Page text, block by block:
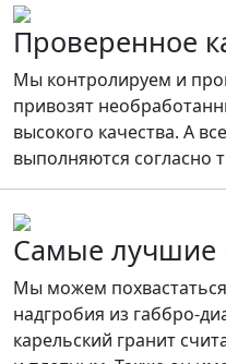
Проверенное
Мы контролируем и
привозят
высокого качества. А
выполняются
Самые лучшие
Мы можем
надгробия из габбро-
карельский гранит